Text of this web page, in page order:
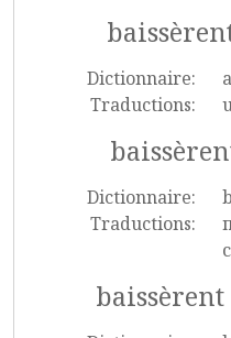
Dictionnaire:
Traductions:
Dictionnaire:
Traductions: